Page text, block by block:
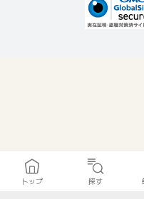
トップ 探す